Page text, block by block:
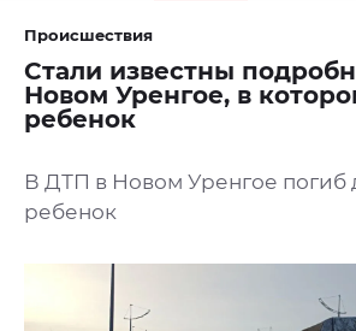
Происшествия
Стали известны
Новом Уренгое, в
ребенок
В ДТП в Новом Уренгое погиб
ребенок